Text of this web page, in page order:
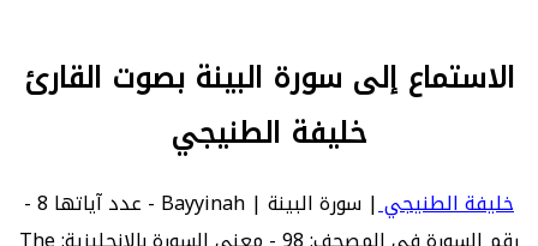
الاستماع إلى سورة البينة بصوت القارئ
خليفة الطنيجي
خليفة الطنيجي
| سورة البينة | Bayyinah - عدد آياتها 8 -